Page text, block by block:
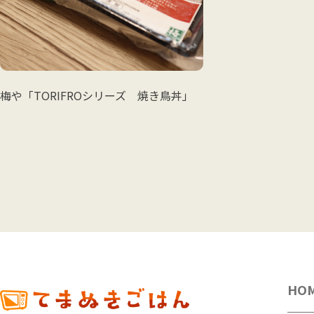
梅や「TORIFROシリーズ 焼き鳥丼」